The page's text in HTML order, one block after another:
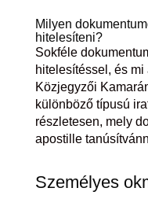
Milyen
hitelesíteni?
Sokféle
hitelesítéssel, és
Közjegyzői
különböző típusú
részletesen, mely
apostille
Személyes